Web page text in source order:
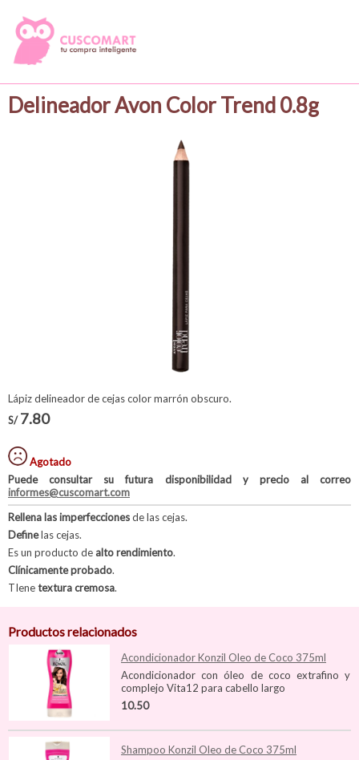
Delineador Avon Color Trend 0.8g
Lápiz delineador de cejas color marrón obscuro.
S/7.80
Agotado
Puede consultar su futura disponibilidad y precio al correo
informes@cuscomart.com
Rellena las imperfeccionesde las cejas.
Definelas cejas.
Es un producto de alto rendimiento.
Clínicamente probado.
TIenetextura cremosa.
Productos relacionados
Acondicionador Konzil Oleo de Coco 375ml
Acondicionador con óleo de coco extrafino y
complejo Vita12 para cabello largo
10.50
Shampoo Konzil Oleo de Coco 375ml